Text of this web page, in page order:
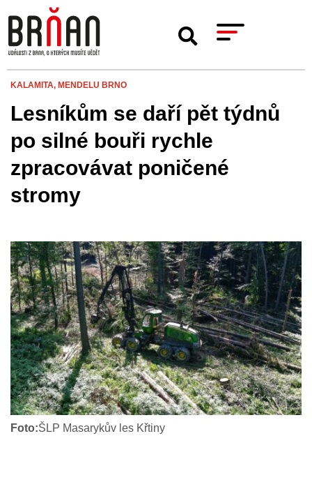
KALAMITA, MENDELU BRNO
Lesníkům se daří pět týdnů
po silné bouři rychle
zpracovávat poničené
stromy
Foto:ŠLP Masarykův les Křtiny